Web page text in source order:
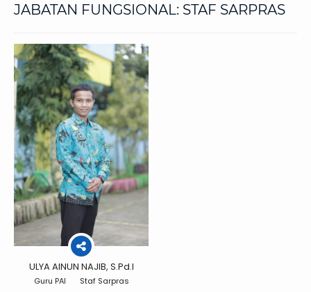
JABATAN FUNGSIONAL: STAF SARPRAS
ULYA AINUN NAJIB, S.Pd.I
Guru PAI Staf Sarpras